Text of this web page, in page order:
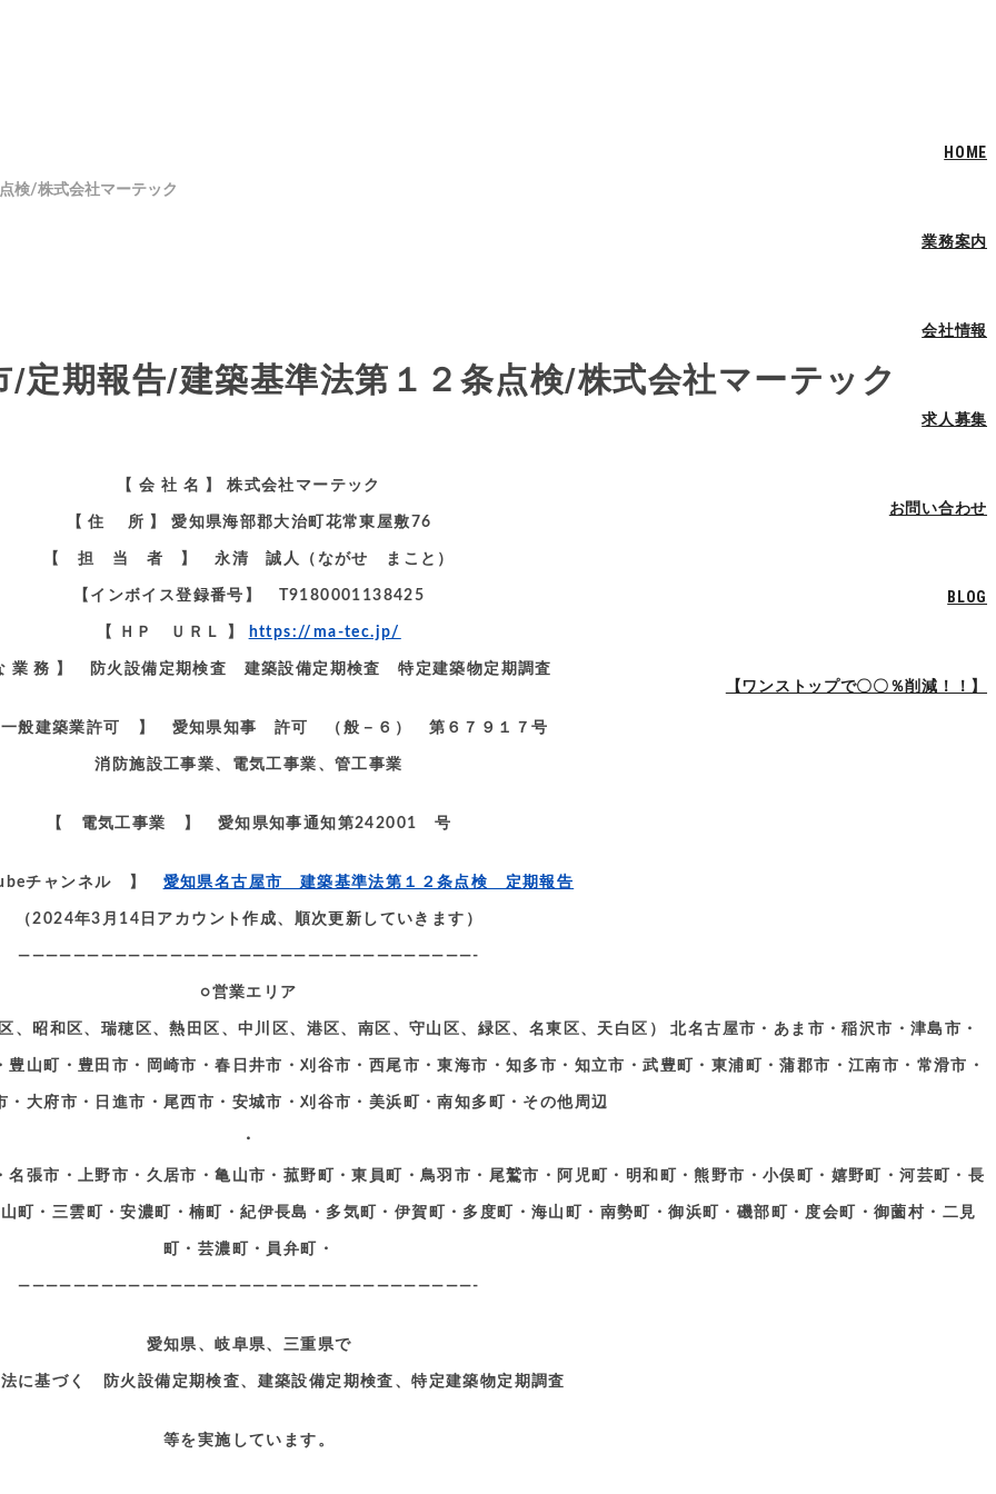
HOME
業務案内
会社情報
求人募集
お問い合わせ
BLOG
【ワンストップで〇〇％削減！！】
検/株式会社マーテック
定期報告/建築基準法第１２条点検/株式会社マーテック
【 会 社 名 】 株式会社マーテック
【 住 所 】 愛知県海部郡大治町花常東屋敷76
【 担 当 者 】 永清 誠人（ながせ まこと）
【インボイス登録番号】 T9180001138425
【 ＨＰ ＵＲＬ 】 https://ma-tec.jp/
業 務 】 防火設備定期検査 建築設備定期検査 特定建築物定期調査
建築業許可 】 愛知県知事 許可 （般－６） 第６７９１７号
消防施設工事業、電気工事業、管工事業
【 電気工事業 】 愛知県知事通知第242001 号
チャンネル 】 愛知県名古屋市 建築基準法第１２条点検 定期報告
（2024年3月14日アカウント作成、順次更新していきます）
—————————————————————————————————-
○営業エリア
、昭和区、瑞穂区、熱田区、中川区、港区、南区、守山区、緑区、名東区、天白区） 北名古屋市・あま市・稲沢市・津島市・
山町・豊田市・岡崎市・春日井市・刈谷市・西尾市・東海市・知多市・知立市・武豊町・東浦町・蒲郡市・江南市・常滑市・
・大府市・日進市・尾西市・安城市・刈谷市・美浜町・南知多町・その他周辺
・
張市・上野市・久居市・亀山市・菰野町・東員町・鳥羽市・尾鷲市・阿児町・明和町・熊野市・小俣町・嬉野町・河芸町・長
町・三雲町・安濃町・楠町・紀伊長島・多気町・伊賀町・多度町・海山町・南勢町・御浜町・磯部町・度会町・御薗村・二見
町・芸濃町・員弁町・
—————————————————————————————————-
愛知県、岐阜県、三重県で
に基づく 防火設備定期検査、建築設備定期検査、特定建築物定期調査
等を実施しています。